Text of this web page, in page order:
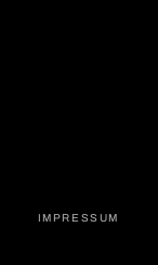
IMPRES­SUM